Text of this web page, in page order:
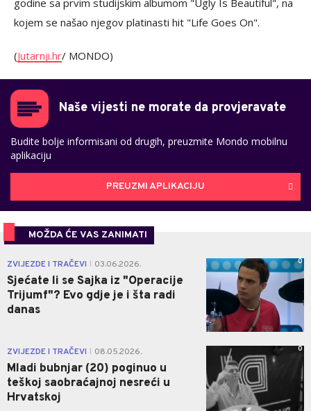
kojem se našao njegov platinasti hit "Life Goes On".
(Jutarnji.hr/ MONDO)
Naše vijesti ne morate da provjeravate
Budite bolje informisani od drugih, preuzmite Mondo mobilnu
aplikaciju
PREUZMI APLIKACIJU
MOŽDA ĆE VAS ZANIMATI
ZVIJEZDE I TRAČEVI 03.06.2026.
Sjećate li se Sajka iz "Operacije
Trijumf"? Evo gdje je i šta radi
danas
0
ZVIJEZDE I TRAČEVI 08.05.2026.
Mladi bubnjar (20) poginuo u
teškoj saobraćajnoj nesreći u
Hrvatskoj
0